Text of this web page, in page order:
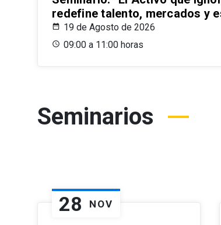
redefine talento, mercados y
19 de Agosto de 2026
09:00 a 11:00 horas
Seminarios
28 NOV